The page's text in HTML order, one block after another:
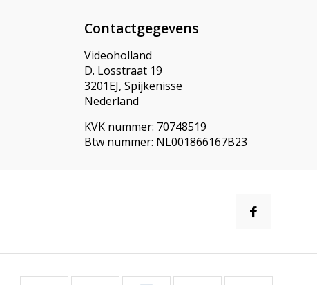
Contactgegevens
Videoholland
D. Losstraat 19
3201EJ, Spijkenisse
Nederland
KVK nummer: 70748519
Btw nummer: NL001866167B23